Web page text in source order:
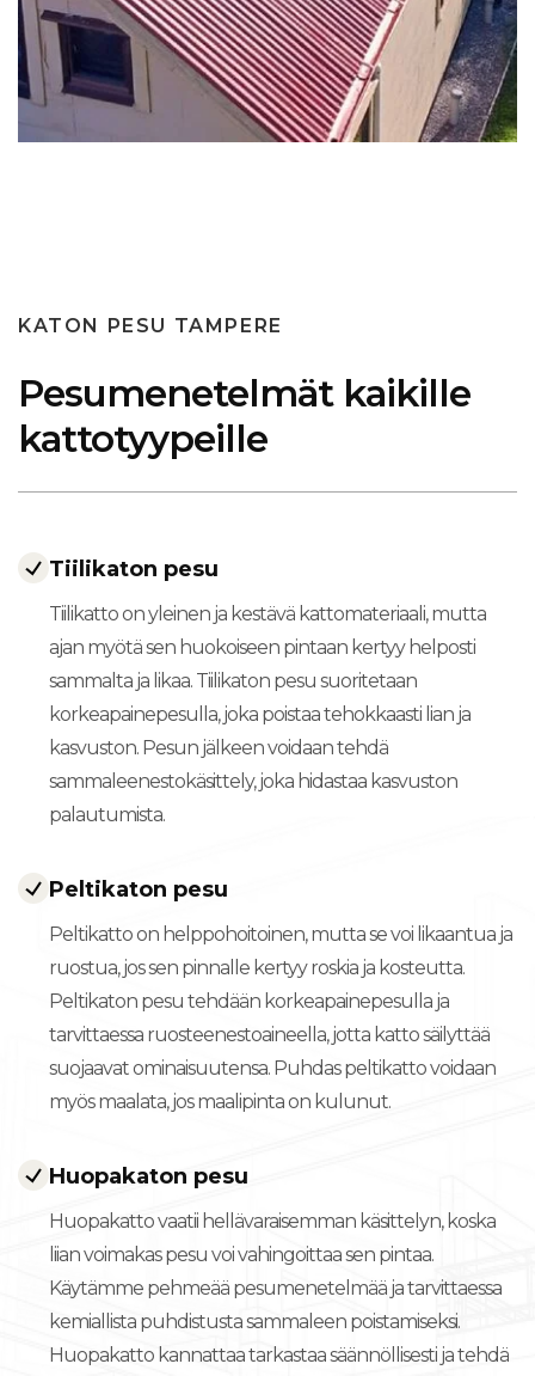
KATON PESU TAMPERE
Pesumenetelmät kaikille
kattotyypeille
Tiilikaton pesu
Tiilikatto on yleinen ja kestävä kattomateriaali, mutta
ajan myötä sen huokoiseen pintaan kertyy helposti
sammalta ja likaa. Tiilikaton pesu suoritetaan
korkeapainepesulla, joka poistaa tehokkaasti lian ja
kasvuston. Pesun jälkeen voidaan tehdä
sammaleenestokäsittely, joka hidastaa kasvuston
palautumista.
Peltikaton pesu
Peltikatto on helppohoitoinen, mutta se voi likaantua ja
ruostua, jos sen pinnalle kertyy roskia ja kosteutta.
Peltikaton pesu tehdään korkeapainepesulla ja
tarvittaessa ruosteenestoaineella, jotta katto säilyttää
suojaavat ominaisuutensa. Puhdas peltikatto voidaan
myös maalata, jos maalipinta on kulunut.
Huopakaton pesu
Huopakatto vaatii hellävaraisemman käsittelyn, koska
liian voimakas pesu voi vahingoittaa sen pintaa.
Käytämme pehmeää pesumenetelmää ja tarvittaessa
kemiallista puhdistusta sammaleen poistamiseksi.
Huopakatto kannattaa tarkastaa säännöllisesti ja tehdä